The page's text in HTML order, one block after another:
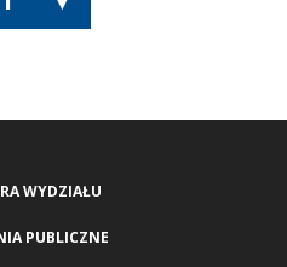
WYDZIAŁU
PUBLICZNE